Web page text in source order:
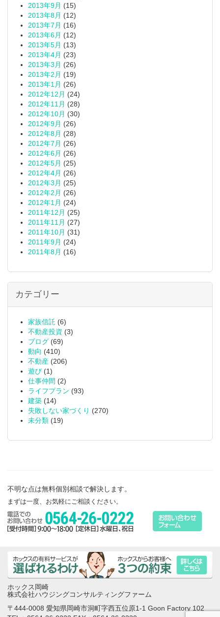
2013年9月 (15)
2013年8月 (12)
2013年7月 (16)
2013年6月 (12)
2013年5月 (13)
2013年4月 (23)
2013年3月 (26)
2013年2月 (19)
2013年1月 (26)
2012年12月 (24)
2012年11月 (28)
2012年10月 (30)
2012年9月 (26)
2012年8月 (28)
2012年7月 (26)
2012年6月 (26)
2012年5月 (25)
2012年4月 (26)
2012年3月 (25)
2012年2月 (26)
2012年1月 (24)
2011年12月 (25)
2011年11月 (27)
2011年10月 (31)
2011年9月 (24)
2011年8月 (16)
カテゴリー
家族信託 (6)
不動産投資 (3)
ブログ (69)
動向 (410)
不動産 (206)
遊び (1)
仕事仲間 (2)
ライフプラン (93)
建築 (14)
失敗しない家づくり (270)
未分類 (19)
不明な点は無料個別相談で解決します。
まずは一度、お気軽にご相談ください。
ホックス岡崎
株式会社ハウジングコンサルティングファーム
〒444-0008 愛知県岡崎市洞町字西五位原1-1 Goon Factory 102